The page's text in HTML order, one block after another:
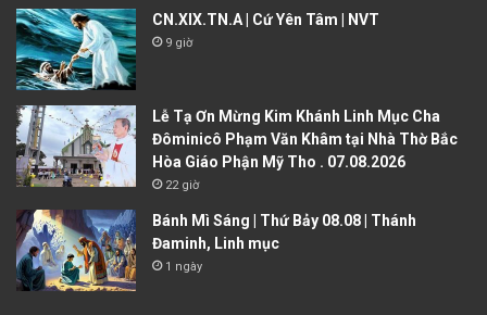
CN.XIX.TN.A | Cứ Yên Tâm | NVT
9 giờ
Lễ Tạ Ơn Mừng Kim Khánh Linh Mục Cha
Đôminicô Phạm Văn Khâm tại Nhà Thờ Bắc
Hòa Giáo Phận Mỹ Tho . 07.08.2026
22 giờ
Bánh Mì Sáng | Thứ Bảy 08.08 | Thánh
Đaminh, Linh mục
1 ngày